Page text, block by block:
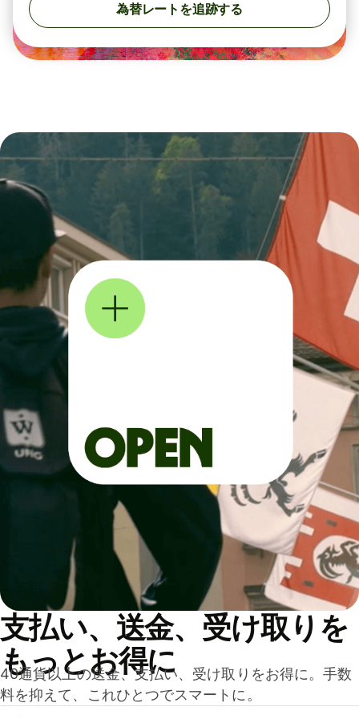
為替レートを追跡する
支払い、送金、受け取りを
もっとお得に
40通貨以上の送金、支払い、受け取りをお得に。手数
料を抑えて、これひとつでスマートに。